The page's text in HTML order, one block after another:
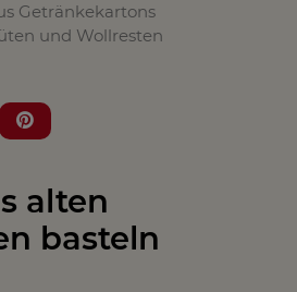
Getränkekartons
und Wollresten
alten
basteln